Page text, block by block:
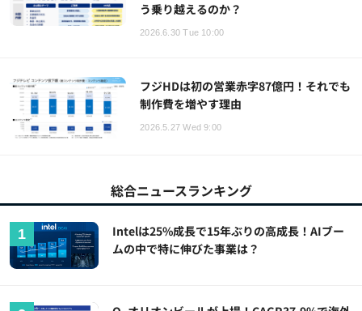
う乗り越えるのか？
2026.6.30 Tue 10:00
フジHDは初の営業赤字87億円！それでも
制作費を増やす理由
2026.5.27 Wed 9:00
総合ニュースランキング
Intelは25%成長で15年ぶりの高成長！AIブー
ムの中で特に伸びた事業は？